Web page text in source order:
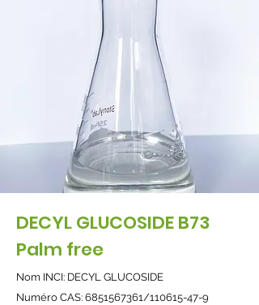
DECYL GLUCOSIDE B73
Palm free
Nom INCI: DECYL GLUCOSIDE
Numéro CAS: 6851567361/110615-47-9